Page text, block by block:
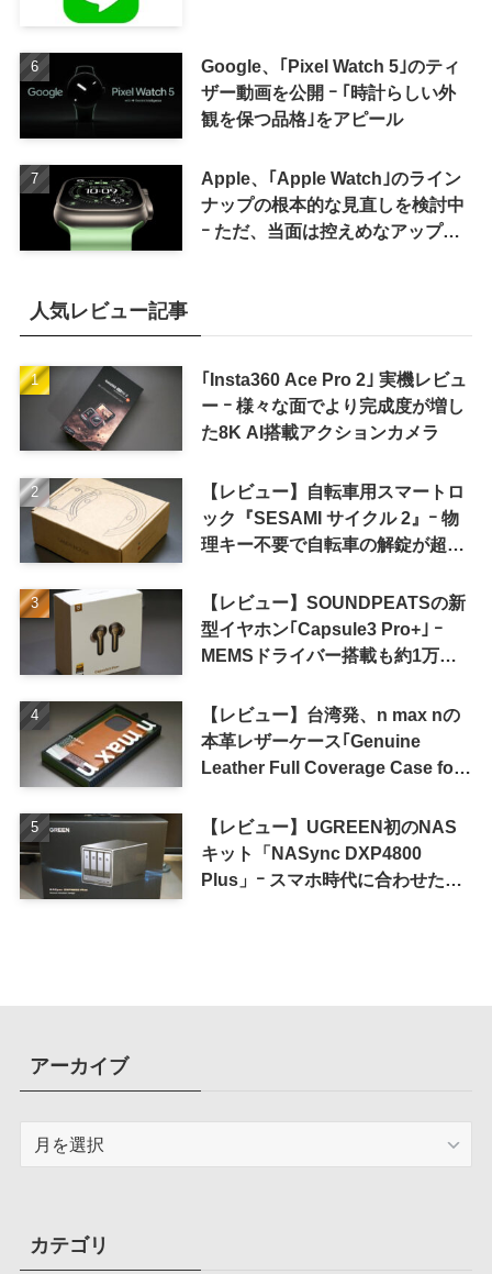
Google、｢Pixel Watch 5｣のティ
ザー動画を公開 ｰ ｢時計らしい外
観を保つ品格｣をアピール
Apple、｢Apple Watch｣のライン
ナップの根本的な見直しを検討中
ｰ ただ、当面は控えめなアップグ
人気レビュー記事
｢Insta360 Ace Pro 2｣ 実機レビュ
ー ｰ 様々な面でより完成度が増し
た8K AI搭載アクションカメラ
【レビュー】自転車用スマートロ
ック『SESAMI サイクル 2』ｰ 物
理キー不要で自転車の解錠が超簡
【レビュー】SOUNDPEATSの新
型イヤホン｢Capsule3 Pro+｣ ｰ
MEMSドライバー搭載も約1万円
【レビュー】台湾発、n max nの
本革レザーケース｢Genuine
Leather Full Coverage Case for
【レビュー】UGREEN初のNAS
キット「NASync DXP4800
Plus」ｰ スマホ時代に合わせた設
アーカイブ
ブカテゴリ